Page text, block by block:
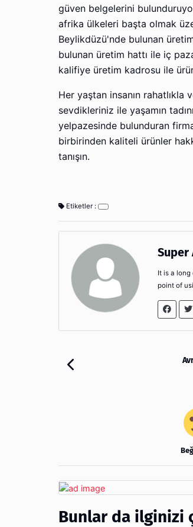
güven belgelerini
afrika ülkeleri başta olmak
Beylikdüzü'nde bulunan
bulunan üretim hattı ile iç
kalifiye üretim kadrosu ile
Her yaştan insanın
sevdikleriniz ile yaşamın
yelpazesinde bulunduran
birbirinden kaliteli ürünler
tanışın.
Etiketler :
Super
It is a
point of
Bunlar da ilginizi